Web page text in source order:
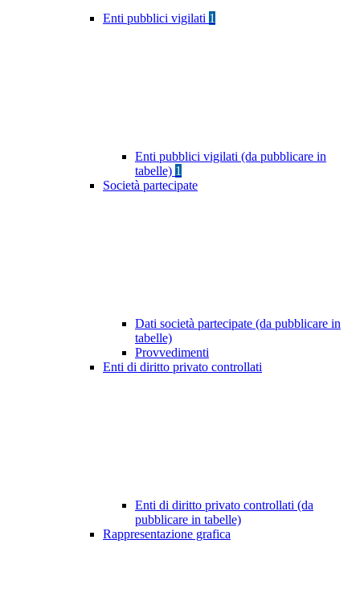
Enti pubblici vigilati 1
Enti pubblici vigilati (da pubblicare in
tabelle) 1
Società partecipate
Dati società partecipate (da pubblicare in
tabelle)
Provvedimenti
Enti di diritto privato controllati
Enti di diritto privato controllati (da
pubblicare in tabelle)
Rappresentazione grafica